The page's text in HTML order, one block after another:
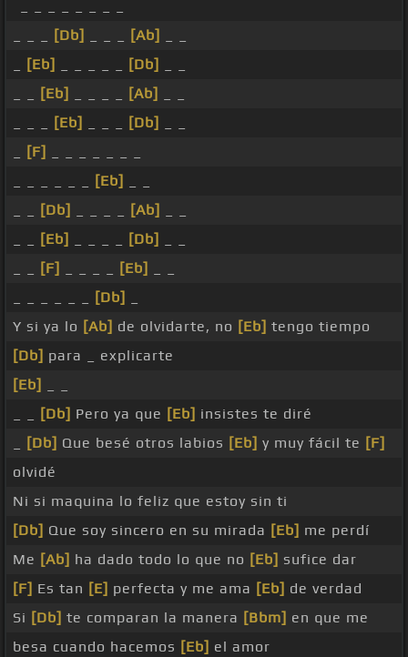
[Db] [Ab]
[Eb] [Db]
[Eb] [Ab]
[Eb] [Db]
[F]
[Eb]
[Db] [Ab]
[Eb] [Db]
[F] [Eb]
[Db]
Y si ya lo [Ab] de olvidarte, no [Eb] tengo tiempo
[Db] para _ explicarte
[Eb]
[Db] Pero ya que [Eb] insistes te diré
[Db] Que besé otros labios [Eb] y muy fácil te [F]
olvidé
Ni si maquina lo feliz que estoy sin ti
[Db] Que soy sincero en su mirada [Eb] me perdí
Me [Ab] ha dado todo lo que no [Eb] sufice dar
[F] Es tan [E] perfecta y me ama [Eb] de verdad
Si [Db] te comparan la manera [Bbm] en que me
besa cuando hacemos [Eb] el amor